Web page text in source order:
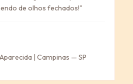
de olhos fechados!"
| Campinas — SP